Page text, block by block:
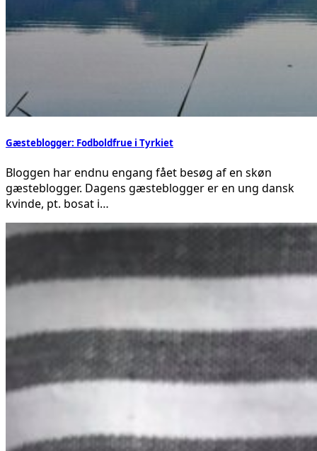
Gæsteblogger: Fodboldfrue i Tyrkiet
Bloggen har endnu engang fået besøg af en skøn
gæsteblogger. Dagens gæsteblogger er en ung dansk
kvinde, pt. bosat i…